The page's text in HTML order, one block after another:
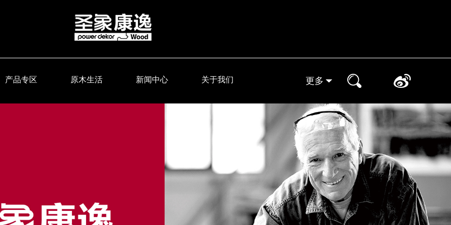
产品专区 原木生活 新闻中心 关于我们 更多
实体门店
晒家分享
小象装修课堂